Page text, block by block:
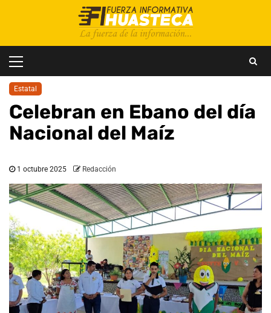
principal
Estatal
Celebran en Ebano del día
Nacional del Maíz
1 octubre 2025 Redacción